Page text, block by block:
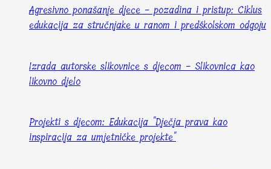
Agresivno ponašanje djece - pozadina i pristup: Ciklus
edukacija za stručnjake u ranom i predškolskom odgoju
Izrada autorske slikovnice s djecom - Slikovnica kao
likovno djelo
Projekti s djecom: Edukacija "Dječja prava kao
inspiracija za umjetničke projekte"